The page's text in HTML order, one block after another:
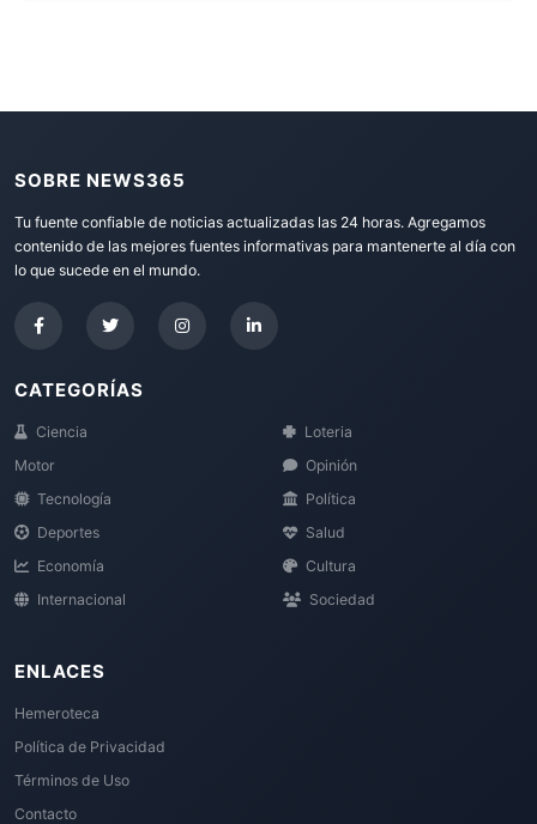
SOBRE NEWS365
Tu fuente confiable de noticias actualizadas las 24 horas. Agregamos
contenido de las mejores fuentes informativas para mantenerte al día con
lo que sucede en el mundo.
CATEGORÍAS
Ciencia
Motor
Tecnología
Deportes
Economía
Internacional
Loteria
Opinión
Política
Salud
Cultura
Sociedad
ENLACES
Hemeroteca
Política de Privacidad
Términos de Uso
Contacto